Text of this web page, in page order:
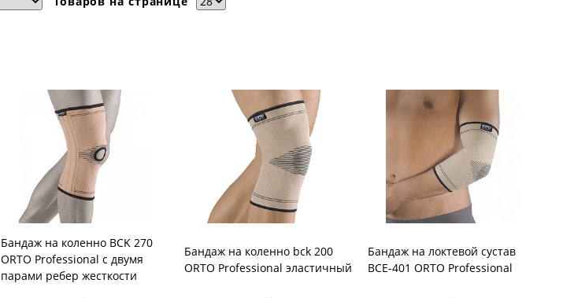
Бандаж на коленно BCK 270
ORTO Professional с двумя
парами ребер жесткости
Бандаж на коленно bck 200
ORTO Professional эластичный
Бандаж на локтевой сустав
BCE-401 ORTO Professional